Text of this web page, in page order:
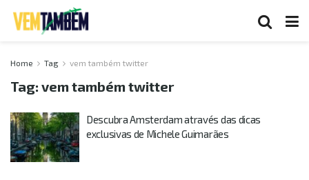
Home Tag vem também twitter
Tag: vem também twitter
Descubra Amsterdam através das dicas
exclusivas de Michele Guimarães